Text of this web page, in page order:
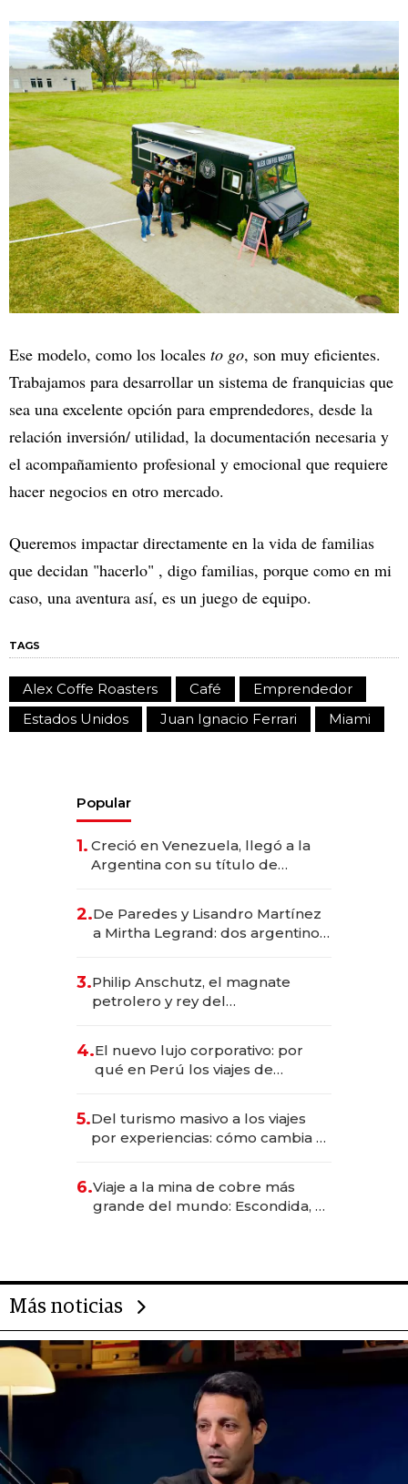
Ese modelo, como los locales to go, son muy eficientes.
Trabajamos para desarrollar un sistema de franquicias que
sea una excelente opción para emprendedores, desde la
relación inversión/ utilidad, la documentación necesaria y
el acompañamiento profesional y emocional que requiere
hacer negocios en otro mercado.
Queremos impactar directamente en la vida de familias
que decidan "hacerlo" , digo familias, porque como en mi
caso, una aventura así, es un juego de equipo.
TAGS
Alex Coffe Roasters Café
Emprendedor
Estados Unidos
Juan Ignacio Ferrari Miami
Popular
1. Creció en Venezuela, llegó a la
Argentina con su título de
las marcas "fast premium"
2.De Paredes y Lisandro Martínez
a Mirtha Legrand: dos argentinos
3.Philip Anschutz, el magnate
petrolero y rey del
Fénix
4.El nuevo lujo corporativo: por
qué en Perú los viajes de
transformadoras
5.Del turismo masivo a los viajes
por experiencias: cómo cambia el
6.Viaje a la mina de cobre más
grande del mundo: Escondida, el
Más noticias